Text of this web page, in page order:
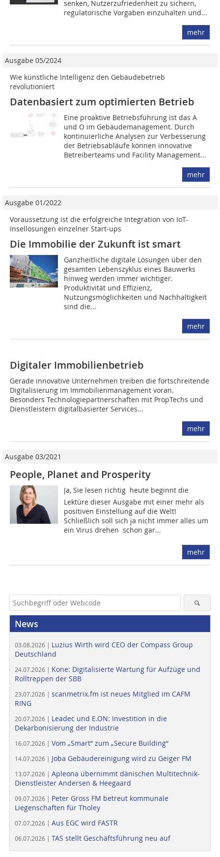
senken, Nutzerzufriedenheit zu sichern,
regulatorische Vorgaben einzuhalten und...
mehr
Ausgabe 05/2024
Wie künstliche Intelligenz den Gebäude­betrieb
revolutioniert
Datenbasiert zum ­optimierten Betrieb
Eine proaktive Betriebsführung ist das A
und O im Gebäudemanagement. Durch
kontinuierliche Analysen zur Verbesserung
der Betriebsabläufe können innovative
Betreiberteams und Facility Management...
mehr
Ausgabe 01/2022
Voraussetzung ist die erfolgreiche Integration von IoT-
Insellösungen ­einzelner Start-ups
Die Immobilie der Zukunft ist smart
Ganzheitliche digitale Lösungen über den
gesamten Lebenszyklus eines Bauwerks
hinweg werden immer wichtiger.
Produktivität und Effizienz,
Nutzungsmöglichkeiten und Nachhaltigkeit
sind die...
mehr
Digitaler Immobilienbetrieb
Gerade innovative Unternehmen treiben die fortschreitende
Digitalisierung im Immobilienmanagement voran.
Besonders Technologiepartnerschaften mit PropTechs und
Dienstleistern digitalbasierter Services...
mehr
Ausgabe 03/2021
People, Planet and Prosperity
Ja, Sie lesen richtig  heute beginnt die
Lektüre dieser Ausgabe mit einer mehr als
positiven Einstellung auf die Welt!
Schließlich soll sich ja nicht immer alles um
ein Virus drehen  schon gar...
mehr
News
03.08.2026 | Luzius Wirth wird CEO der Compass Group
Deutschland
24.07.2026 | Kone: Digitalisierte Wartung für Aufzüge und
Rolltreppen der SBB
23.07.2026 | scanmetrix.fm ist neues Mitglied im CAFM
RING
20.07.2026 | Leadec und E.ON: Investition in die
Dekarbonisierung der Industrie
16.07.2026 | Vom „Smart“ zum „Secure Building“
14.07.2026 | Joba Gebäudereinigung wird zu Geiger FM
13.07.2026 | Apleona übernimmt dänischen Multitechnik-
Dienstleister Andersen & Heegaard
09.07.2026 | Peter Gross FM betreut kommunale
Liegenschaften für Tholey
07.07.2026 | Aus EGC wird FASTR
06.07.2026 | TAS stellt Geschäftsführung neu auf